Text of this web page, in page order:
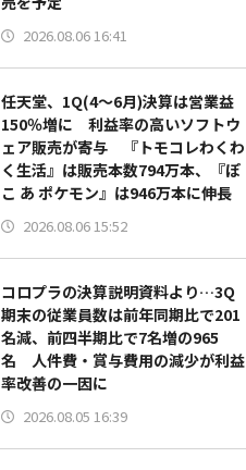
2026.08.06 16:41
任天堂、1Q(4～6月)決算は営業益
150％増に 利益率の高いソフトウ
ェア販売が寄与 『トモコレわくわ
く生活』は販売本数794万本、『ぽ
こ あ ポケモン』は946万本に伸長
2026.08.06 15:52
コロプラの決算説明資料より…3Q
期末の従業員数は前年同期比で201
名減、前四半期比で7名増の965
名 人件費・賞与費用の減少が利益
率改善の一因に
2026.08.05 16:39